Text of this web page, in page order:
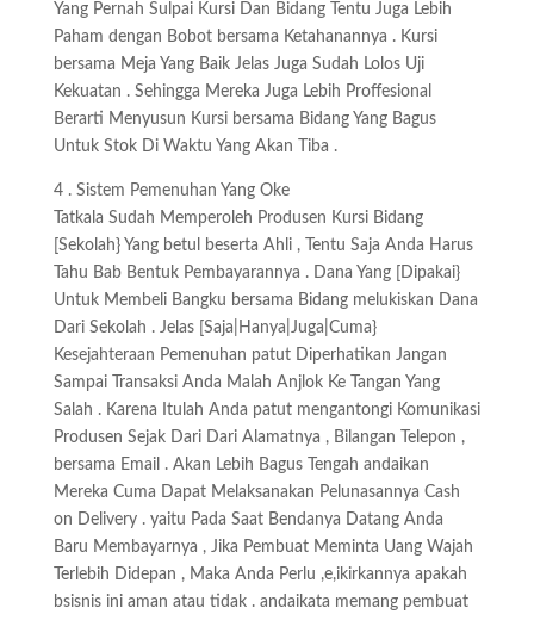
Yang Pernah Sulpai Kursi Dan Bidang Tentu Juga Lebih
Paham dengan Bobot bersama Ketahanannya . Kursi
bersama Meja Yang Baik Jelas Juga Sudah Lolos Uji
Kekuatan . Sehingga Mereka Juga Lebih Proffesional
Berarti Menyusun Kursi bersama Bidang Yang Bagus
Untuk Stok Di Waktu Yang Akan Tiba .
4 . Sistem Pemenuhan Yang Oke
Tatkala Sudah Memperoleh Produsen Kursi Bidang
[Sekolah} Yang betul beserta Ahli , Tentu Saja Anda Harus
Tahu Bab Bentuk Pembayarannya . Dana Yang [Dipakai}
Untuk Membeli Bangku bersama Bidang melukiskan Dana
Dari Sekolah . Jelas [Saja|Hanya|Juga|Cuma}
Kesejahteraan Pemenuhan patut Diperhatikan Jangan
Sampai Transaksi Anda Malah Anjlok Ke Tangan Yang
Salah . Karena Itulah Anda patut mengantongi Komunikasi
Produsen Sejak Dari Dari Alamatnya , Bilangan Telepon ,
bersama Email . Akan Lebih Bagus Tengah andaikan
Mereka Cuma Dapat Melaksanakan Pelunasannya Cash
on Delivery . yaitu Pada Saat Bendanya Datang Anda
Baru Membayarnya , Jika Pembuat Meminta Uang Wajah
Terlebih Didepan , Maka Anda Perlu ,e,ikirkannya apakah
bsisnis ini aman atau tidak . andaikata memang pembuat